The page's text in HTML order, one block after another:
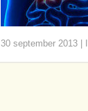
30 september 2013|